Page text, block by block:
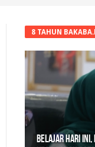
8 TAHUN
Belajar Hari Ini,